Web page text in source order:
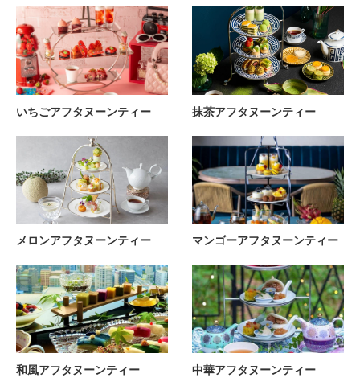
いちごアフタヌーンティー 抹茶アフタヌーンティー
メロンアフタヌーンティー マンゴーアフタヌーンティー
和風アフタヌーンティー 中華アフタヌーンティー